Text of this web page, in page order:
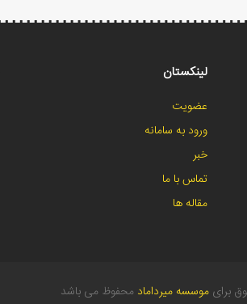
لینکستان
عضویت
ورود به سامانه
خبر
تماس با ما
مقاله ها
برای موسسه میرداماد محفوظ می باشد